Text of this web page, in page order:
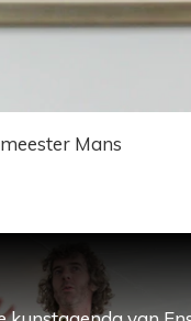
Mans